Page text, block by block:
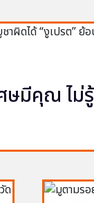
ษมีคุณ ไม่